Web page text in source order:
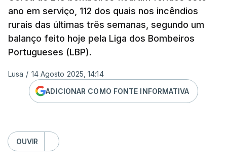
ano em serviço, 112 dos quais nos incêndios
rurais das últimas três semanas, segundo um
balanço feito hoje pela Liga dos Bombeiros
Portugueses (LBP).
Lusa / 14 Agosto 2025, 14:14
ADICIONAR COMO FONTE INFORMATIVA
OUVIR